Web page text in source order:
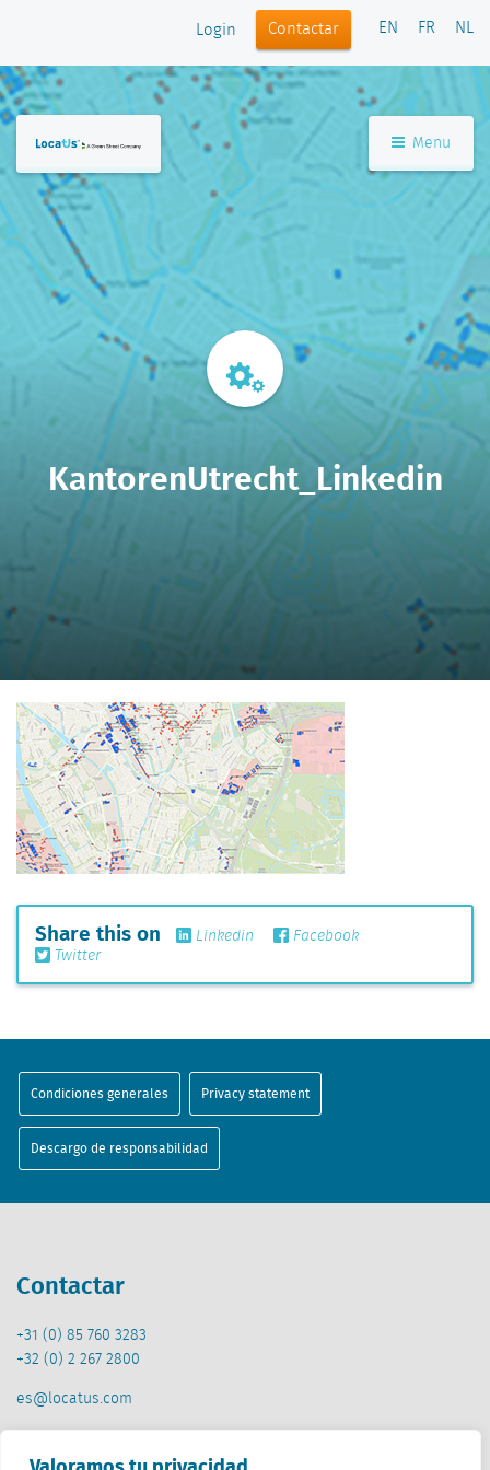
Login Contactar EN FR NL
Menu
KantorenUtrecht_Linkedin
Share this on Linkedin
Facebook
Twitter
Condiciones generales Privacy statement
Descargo de responsabilidad
Contactar
+31 (0) 85 760 3283
+32 (0) 2 267 2800
es@locatus.com
Oficina